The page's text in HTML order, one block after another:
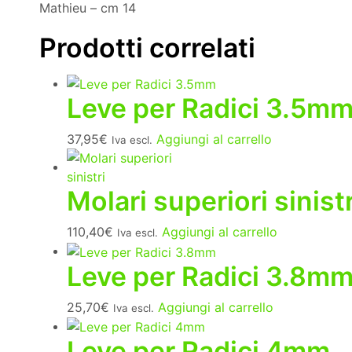
Mathieu – cm 14
Prodotti correlati
Leve per Radici 3.5mm
37,95€ Iva escl. Aggiungi al carrello
Molari superiori
110,40€ Iva escl. Aggiungi al carrello
Leve per Radici 3.8mm
25,70€ Iva escl. Aggiungi al carrello